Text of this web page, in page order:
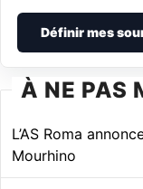
Définir mes
À NE PAS
L’AS Roma
Mourhino